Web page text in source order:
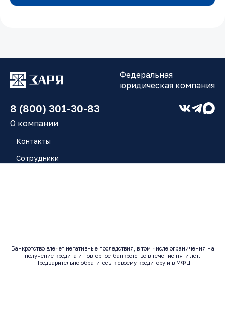
Федеральная
юридическая компания
8 (800) 301-30-83
О компании
Контакты
Сотрудники
© 2017 - 2026 | Все права защищены
Исполнитель: ООО "ЮК ЗАРЯ" ОГРН: 1246300014443 |
Банкротство влечет негативные последствия, в том числе ограничения на
получение кредита и повторное банкротство в течение пяти лет.
Предварительно обратитесь к своему кредитору и в МФЦ